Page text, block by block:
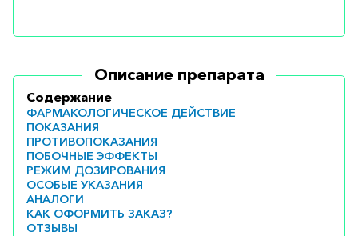
Описание препарата
Содержание
ФАРМАКОЛОГИЧЕСКОЕ ДЕЙСТВИЕ
ПОКАЗАНИЯ
ПРОТИВОПОКАЗАНИЯ
ПОБОЧНЫЕ ЭФФЕКТЫ
РЕЖИМ ДОЗИРОВАНИЯ
ОСОБЫЕ УКАЗАНИЯ
АНАЛОГИ
КАК ОФОРМИТЬ ЗАКАЗ?
ОТЗЫВЫ